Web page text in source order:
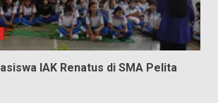
IAK Renatus di SMA Pelita